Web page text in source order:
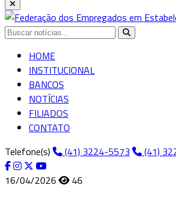
HOME
INSTITUCIONAL
BANCOS
NOTÍCIAS
FILIADOS
CONTATO
Telefone(s)
(41) 3224-5573 (41)
16/04/2026
46